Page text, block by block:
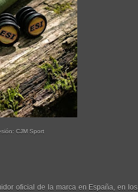
CJM Sport
oficial de la marca en España, en los